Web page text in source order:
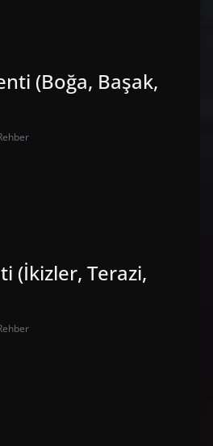
(Boğa, Başak,
(İkizler, Terazi,